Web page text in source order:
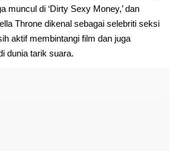
muncul di ‘Dirty Sexy Money,’ dan
Throne dikenal sebagai selebriti seksi
aktif membintangi film dan juga
dunia tarik suara.